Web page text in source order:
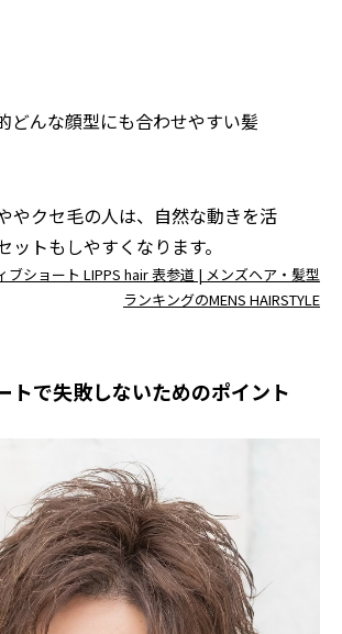
どんな顔型にも合わせやすい髪
やクセ毛の人は、自然な動きを活
ットもしやすくなります。
ブショート LIPPS hair 表参道 | メンズヘア・髪型
ランキングのMENS HAIRSTYLE
トで失敗しないためのポイント